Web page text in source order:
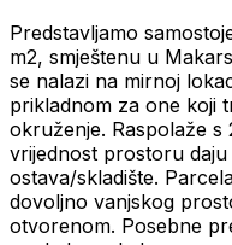
Predstavljamo
m2, smještenu u
se nalazi na mirnoj
prikladnom za one koji
okruženje. Raspolaže s
vrijednost prostoru
ostava/skladište.
dovoljno vanjskog
otvorenom. Posebne